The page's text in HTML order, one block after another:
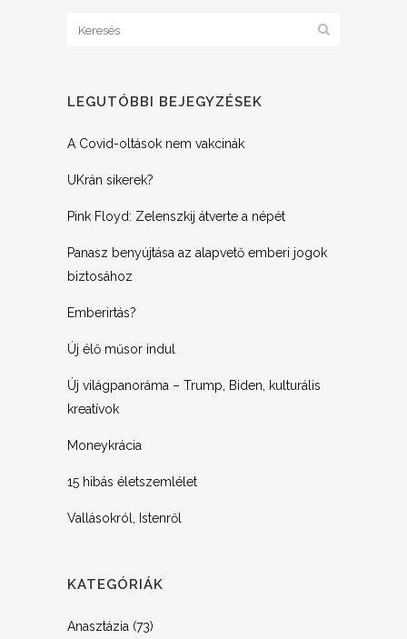
LEGUTÓBBI BEJEGYZÉSEK
A Covid-oltások nem vakcinák
UKrán sikerek?
Pink Floyd: Zelenszkij átverte a népét
Panasz benyújtása az alapvető emberi jogok
biztosához
Emberirtás?
Új élő műsor indul
Új világpanoráma – Trump, Biden, kulturális
kreatívok
Moneykrácia
15 hibás életszemlélet
Vallásokról, Istenről
KATEGÓRIÁK
Anasztázia (73)